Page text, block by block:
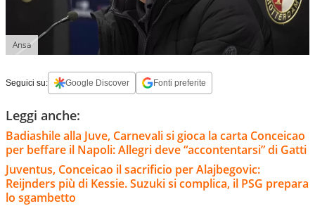
Ansa
Seguici su: Google Discover Fonti preferite
Leggi anche:
Badiashile alla Juve, Carnevali si gioca la carta Conceicao
per beffare il Napoli: Allegri deve “accontentarsi” di Gatti
Juventus, Conceicao il sacrificio per Alajbegovic:
Reijnders più di Kessie. Suzuki si complica, il PSG prepara
lo sgambetto